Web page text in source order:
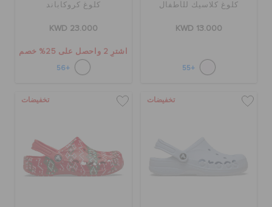
كلوغ كلاسيك للأطفال
KWD 13.000
+55
كلوغ كروكاباند
KWD 23.000
اشترِ 2 واحصل على 25% خصم
+56
تخفيضات تخفيضات